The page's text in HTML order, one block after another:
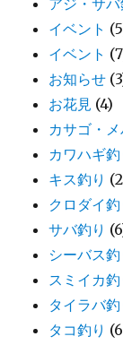
アジ・サバ
イベント
イベント
お知らせ
お花見 (4)
カサゴ・
カワハギ釣
キス釣り
クロダイ釣
サバ釣り
シーバス釣
スミイカ釣
タイラバ釣
タコ釣り